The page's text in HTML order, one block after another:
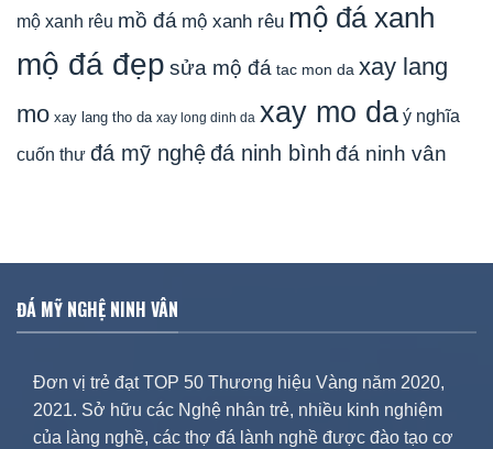
mộ xanh rêu mồ đá mộ xanh rêu mộ đá xanh
mộ đá đẹp sửa mộ đá tac mon da xay lang
mo xay lang tho da xay long dinh da xay mo da ý nghĩa
cuốn thư đá mỹ nghệđá ninh bình đá ninh vân
ĐÁ MỸ NGHỆ NINH VÂN
Đơn vị trẻ đạt TOP 50 Thương hiệu Vàng năm 2020,
2021. Sở hữu các Nghệ nhân trẻ, nhiều kinh nghiệm
của làng nghề, các thợ đá lành nghề được đào tạo cơ